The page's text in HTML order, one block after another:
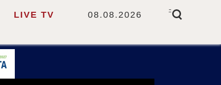
LIVE TV 08.08.2026
-